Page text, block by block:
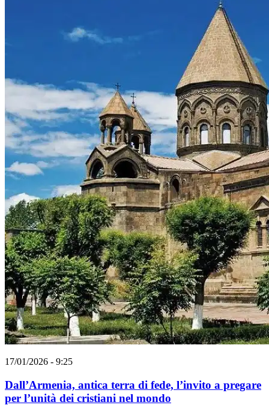
17/01/2026 - 9:25
Dall’Armenia, antica terra di fede, l’invito a pregare
per l’unità dei cristiani nel mondo